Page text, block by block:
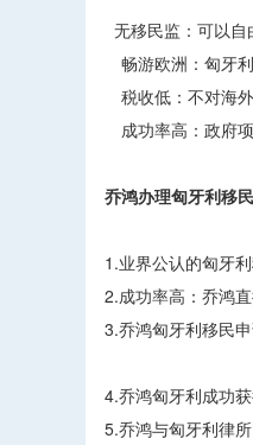
无移民监：可以自
畅游欧洲：匈牙
税收低：不对海
成功率高：政府
乔鸿办理匈牙利移
1.业界公认的匈牙
2.成功率高：乔鸿
3.乔鸿匈牙利移民
4.乔鸿匈牙利成功
5.乔鸿与匈牙利律